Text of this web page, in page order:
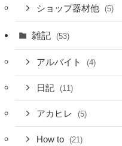
ショップ器材他 (5)
雑記 (53)
アルバイト (4)
日記 (11)
アカヒレ (5)
How to (21)